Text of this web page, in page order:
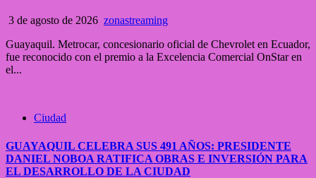
3 de agosto de 2026 zonastreaming
Guayaquil. Metrocar, concesionario oficial de Chevrolet en Ecuador,
fue reconocido con el premio a la Excelencia Comercial OnStar en
el...
Ciudad
GUAYAQUIL CELEBRA SUS 491 AÑOS: PRESIDENTE
DANIEL NOBOA RATIFICA OBRAS E INVERSIÓN PARA
EL DESARROLLO DE LA CIUDAD